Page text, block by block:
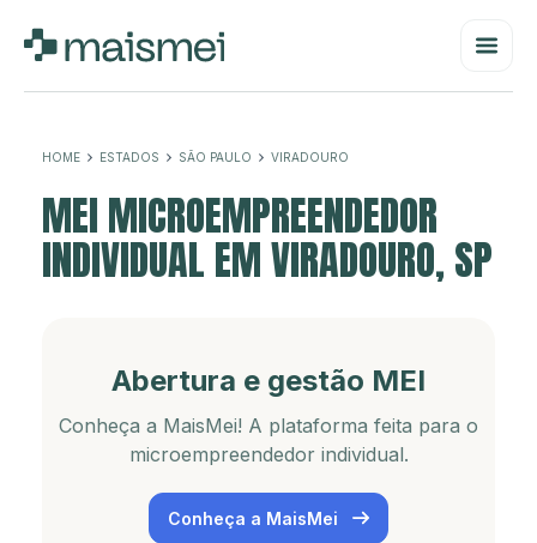
HOME ESTADOS SÃO PAULO VIRADOURO
MEI MICROEMPREENDEDOR
INDIVIDUAL EM VIRADOURO, SP
Abertura e gestão MEI
Conheça a MaisMei! A plataforma feita para o
microempreendedor individual.
Conheça a MaisMei